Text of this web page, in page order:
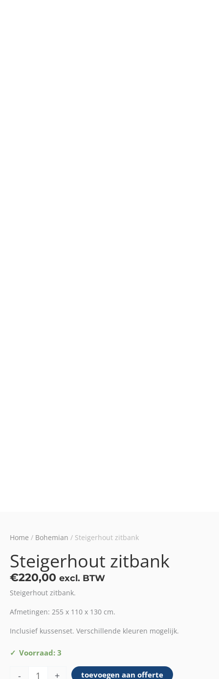
Home / Bohemian / Steigerhout zitbank
Steigerhout zitbank
€220,00 excl. BTW
Steigerhout zitbank.
Afmetingen: 255 x 110 x 130 cm.
Inclusief kussenset. Verschillende kleuren mogelijk.
Voorraad: 3
-
Steigerhout
aantal
+ toevoegen aan offerte